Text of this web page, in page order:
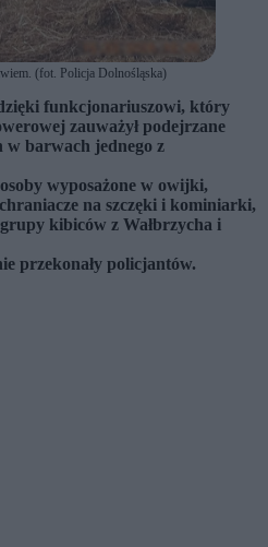
(fot. Policja Dolnośląska)
funkcjonariuszowi, który
zauważył podejrzane
w barwach jednego z
wyposażone w owijki,
na szczęki i kominiarki,
kibiców z Wałbrzycha i
przekonały policjantów.